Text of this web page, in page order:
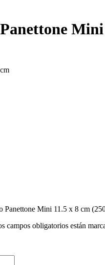
Mini
Panettone Mini 11.5 x 8 cm
campos obligatorios están